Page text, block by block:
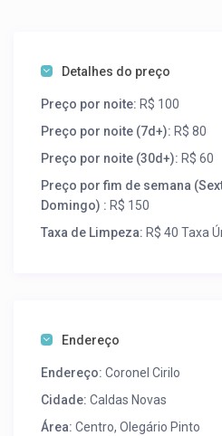
Detalhes do preço
Preço por noite: R$ 100
Preço por noite (7d+): R$ 80
Preço por noite (30d+): R$ 60
Preço por fim de semana
Domingo) : R$ 150
Taxa de Limpeza: R$ 40 Taxa
Endereço
Endereço: Coronel Cirilo
Cidade: Caldas Novas
Área: Centro,Olegário Pinto